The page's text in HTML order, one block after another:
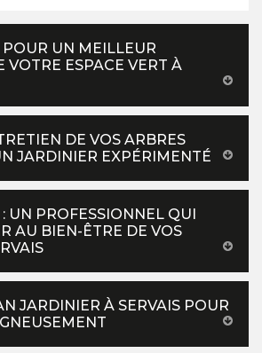
UN MEILLEUR
VOTRE ESPACE VERT À
DE VOS ARBRES
JARDINIER EXPÉRIMENTÉ
UN PROFESSIONNEL QUI
AU BIEN-ÊTRE DE VOS
JARDINIER À SERVAIS POUR